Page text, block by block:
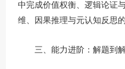
中完成价值权衡、逻辑论证
维、因果推理与元认知反思
三、能力进阶：解题到解